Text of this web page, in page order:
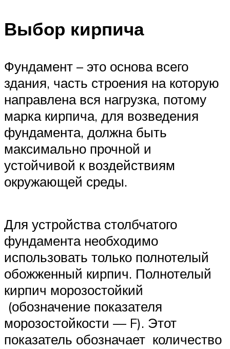
Выбор кирпича
Фундамент – это основа всего
здания, часть строения на которую
направлена вся нагрузка, потому
марка кирпича, для возведения
фундамента, должна быть
максимально прочной и
устойчивой к воздействиям
окружающей среды.
Для устройства столбчатого
фундамента необходимо
использовать только полнотелый
обожженный кирпич. Полнотелый
кирпич морозостойкий
(обозначение показателя
морозостойкости — F). Этот
показатель обозначает количество